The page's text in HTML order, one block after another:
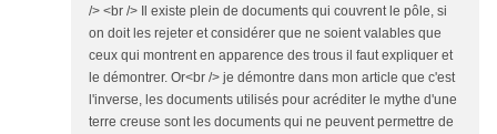
/> <br /> Il existe plein de documents qui couvrent le pôle, si
on doit les rejeter et considérer que ne soient valables que
ceux qui montrent en apparence des trous il faut expliquer et
le démontrer. Or<br /> je démontre dans mon article que c'est
l'inverse, les documents utilisés pour acréditer le mythe d'une
terre creuse sont les documents qui ne peuvent permettre de